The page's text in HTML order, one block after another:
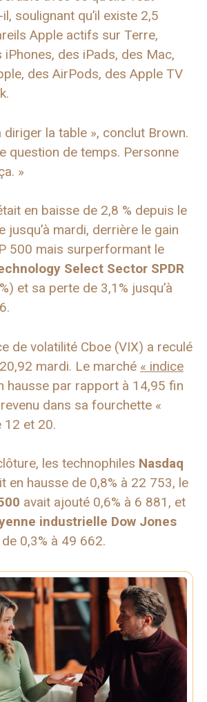
soulignant qu’il existe 2,5
Apple actifs sur Terre,
des iPads, des Mac,
des AirPods, des Apple TV
diriger la table », conclut Brown.
question de temps. Personne
»
en baisse de 2,8 % depuis le
jusqu’à mardi, derrière le gain
500 mais surperformant le
Select Sector SPDR
et sa perte de 3,1% jusqu’à
de volatilité Cboe (VIX) a reculé
mardi. Le marché « indice
hausse par rapport à 14,95 fin
dans sa fourchette «
12 et 20.
les technophiles Nasdaq
en hausse de 0,8% à 22 753, le
avait ajouté 0,6% à 6 881, et
industrielle Dow Jones
0,3% à 49 662.